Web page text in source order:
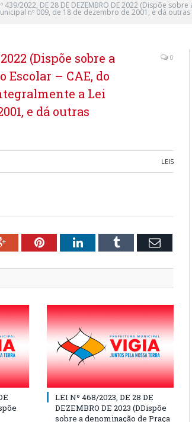
439/2022, DE 28 DE DEZEMBRO DE 2022 (Dispõe
nº 009, de 18 de dezembro de 2001, e dá
(Dispõe sobre a
Escolar – CAE, do
a Lei
e dá outras
0
LEIS
Google+PinterestLinkedInTumblr Email
LEI Nº 468/2023, DE 28 DE
DEZEMBRO DE 2023 (DDispõe
sobre a denominação de Praça